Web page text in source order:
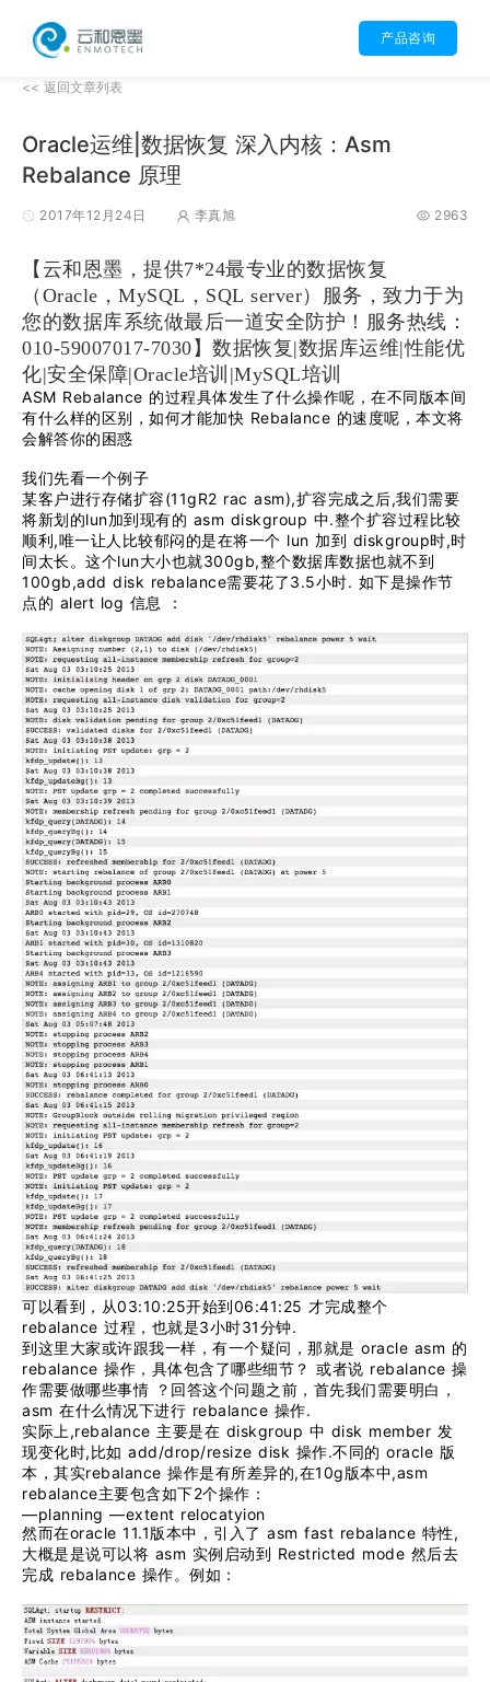
产品咨询
<< 返回文章列表
Oracle运维|数据恢复 深入内核：Asm
Rebalance 原理
2017年12月24日 李真旭 2963
【云和恩墨，提供7*24最专业的数据恢复
（Oracle，MySQL，SQL server）服务，致力于为
您的数据库系统做最后一道安全防护！ 服务热线：
010-59007017-7030】数据恢复|数据库运维|性能优
化|安全保障|Oracle培训|MySQL培训
ASM Rebalance 的过程具体发生了什么操作呢，在不同版本间
有什么样的区别，如何才能加快 Rebalance 的速度呢，本文将
会解答你的困惑
我们先看一个例子
某客户进行存储扩容 (11gR2 rac asm),扩容完成之后,我们需要
将新划的lun加到现有的 asm diskgroup 中.整个扩容过程比较
顺利 ,唯一让人比较郁闷的是在将一个 lun 加到 diskgroup时,时
间太长。这个lun大小也就300gb,整个数据库数据也就不到
100gb,add disk rebalance需要花了 3.5小时. 如下是操作节
点的 alert log 信息 ：
可以看到，从03:10:25开始到 06:41:25 才完成整个
rebalance 过程，也就是3小时31 分钟.
到这里大家或许跟我一样，有一个疑问，那就是 oracle asm 的
rebalance 操作，具体包含了哪些细节？ 或者说 rebalance 操
作需要做哪些事情
？回答这个问题之前，首先我们需要明白，
asm 在什么情况下进行 rebalance 操作.
实际上,rebalance 主要是在 diskgroup 中 disk member 发
现变化时, 比如 add/drop/resize disk 操作.不同的 oracle 版
本，其实rebalance 操作是有所差异的,在10g 版本中,asm
rebalance主要包含如下2个操作：
—planning —extent relocatyion
然而在oracle 11.1 版本中，引入了 asm fast rebalance 特性 ,
大概是是说可以将 asm 实例启动到 Restricted mode 然后去
完成 rebalance 操作。例如：